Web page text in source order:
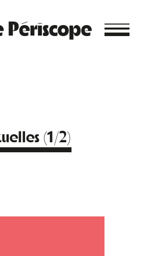
Périscope
(1/2)